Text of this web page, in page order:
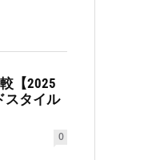
【2025
スタイル
0